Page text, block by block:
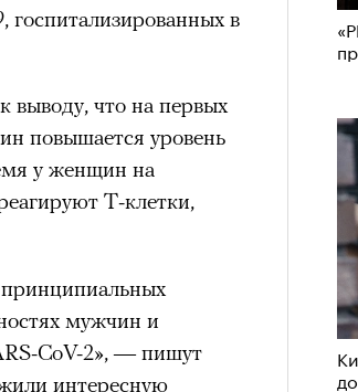
в
выводу, что на первых
повышается уровень
у женщин на
Т-клетки,
мужчин и
CoV-2», — пишут
интересную